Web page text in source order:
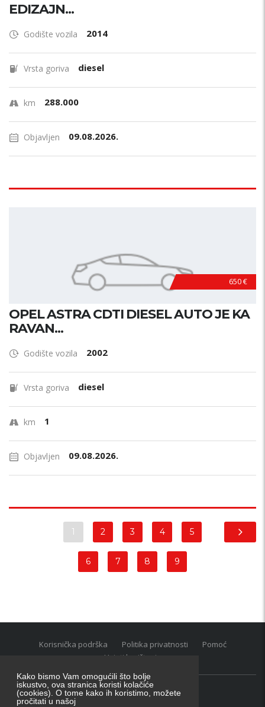
Kako bismo Vam omogućili što bolje
iskustvo, ova stranica koristi kolačiće
(cookies). O tome kako ih koristimo, možete
pročitati u našoj
EDIZAJN...
Godište vozila 2014
Vrsta goriva diesel
km 288.000
Objavljen 09.08.2026.
650 €
OPEL ASTRA CDTI DIESEL AUTO JE KA
RAVAN...
Godište vozila 2002
Vrsta goriva diesel
km 1
Objavljen 09.08.2026.
1 2 3 4 5
6 7 8 9
Korisnička podrška Politika privatnosti
Pomoć
Uvjeti korištenja
Oglasnik grupacija:posao.hr|oglasnik.hr|auti.hr